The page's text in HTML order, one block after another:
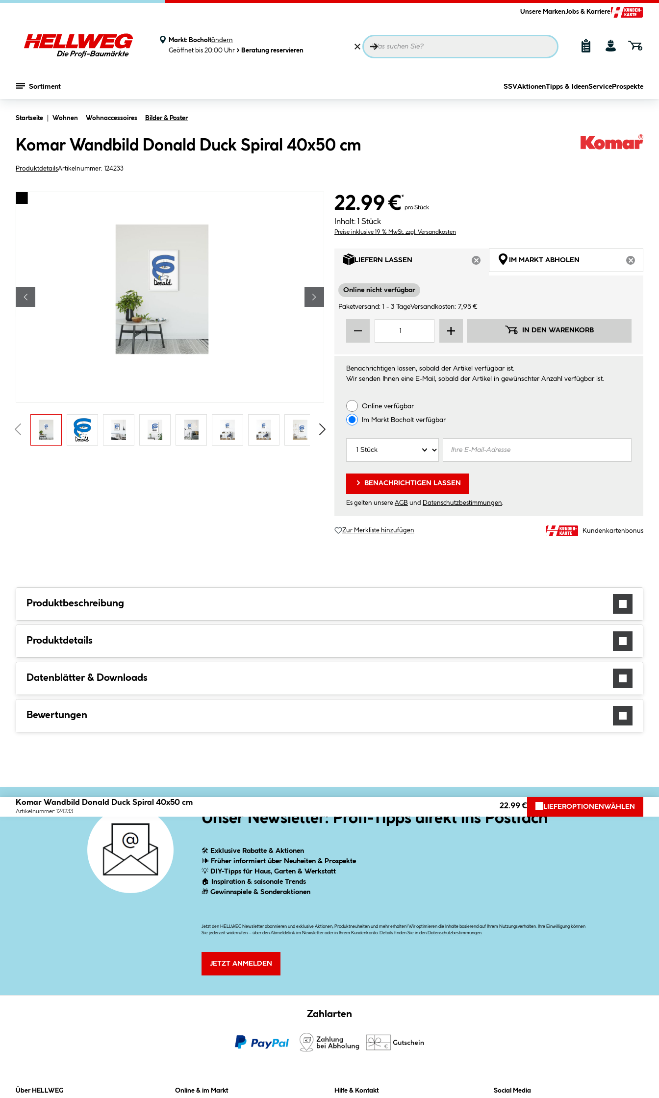
Unsere MarkenJobs & Karriere
Markt: Bocholtändern
Geöffnet bis 20:00 Uhr
Beratung reservieren
Sortiment SSVAktionenTipps & IdeenService Prospekte
Startseite Wohnen Wohnaccessoires Bilder & Poster
Komar Wandbild Donald Duck Spiral 40x50 cm
ProduktdetailsArtikelnummer: 124233
22.99 €*
pro Stück
Inhalt: 1 Stück
Preise inklusive 19 % MwSt. zzgl. Versandkosten
LIEFERN LASSEN
ARTIKEL NICHT VERFÜGBAR
IM MARKT ABHOLEN
Online nicht verfügbar
Paketversand: 1 - 3 TageVersandkosten: 7,95 €
IN DEN WARENKORB
Benachrichtigen lassen, sobald der Artikel verfügbar ist.
Wir senden Ihnen eine E-Mail, sobald der Artikel in gewünschter Anzahl verfügbar ist.
Online verfügbar
Im Markt Bocholtverfügbar
BENACHRICHTIGEN LASSEN
Es gelten unsere AGB und Datenschutzbestimmungen
Zur Merkliste hinzufügen Kundenkartenbonus
Produktbeschreibung
Produktdetails
Datenblätter & Downloads
Bewertungen
Komar Wandbild Donald Duck Spiral 40x50 cm
Artikelnummer: 124233
22.99 € LIEFEROPTIONEN WÄHLEN
Unser Newsletter: Profi-Tipps direkt ins Postfach
🛠 Exklusive Rabatte & Aktionen
🕪 Früher informiert über Neuheiten & Prospekte
💡 DIY-Tipps für Haus, Garten & Werkstatt
🏠
Inspiration & saisonale Trends
🎁Gewinnspiele & Sonderaktionen
Jetzt den HELLWEG Newsletter abonnieren und exklusive Aktionen, Produktneuheiten und mehr erhalten! Wir optimieren die Inhalte basierend auf Ihrem Nutzungsverhalten. Ihre Einwilligung können
Sie jederzeit widerrufen – über den Abmeldelink im Newsletter oder in Ihrem Kundenkonto. Details finden Sie in den Datenschutzbestimmungen
JETZT ANMELDEN
Zahlarten
Über HELLWEG Online & im Markt Hilfe & Kontakt Social Media